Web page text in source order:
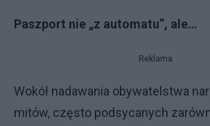
Paszport nie „z automatu”, ale…
Reklama
Wokół nadawania obywatelstwa
mitów, często podsycanych